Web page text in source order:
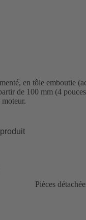
en tôle emboutie
de 100 mm (4
Pièces